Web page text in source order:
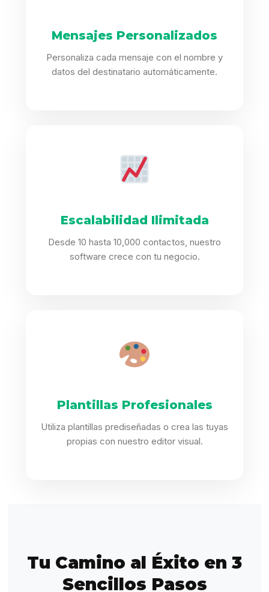
Mensajes Personalizados
Personaliza cada mensaje con el nombre y
datos del destinatario automáticamente.
Escalabilidad Ilimitada
Desde 10 hasta 10,000 contactos, nuestro
software crece con tu negocio.
Plantillas Profesionales
Utiliza plantillas prediseñadas o crea las tuyas
propias con nuestro editor visual.
Tu Camino al Éxito en 3
Sencillos Pasos